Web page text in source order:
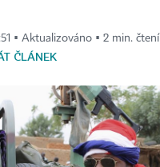
▪ Aktualizováno ▪ 2 min. čtení
ČLÁNEK